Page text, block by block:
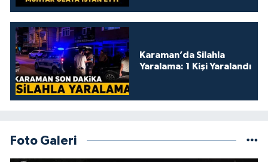
Karaman’da Silahla
Yaralama: 1 Kişi Yaralandı
Foto Galeri